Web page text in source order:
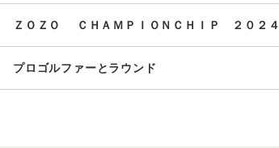
ＺＯＺＯ ＣＨＡＭＰＩＯＮＣＨＩＰ ２０２４
プロゴルファーとラウンド